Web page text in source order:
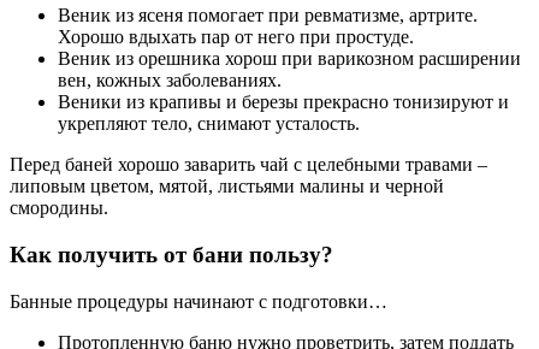
Веник из ясеня помогает при ревматизме, артрите.
Хорошо вдыхать пар от него при простуде.
Веник из орешника хорош при варикозном расширении
вен, кожных заболеваниях.
Веники из крапивы и березы прекрасно тонизируют и
укрепляют тело, снимают усталость.
Перед баней хорошо заварить чай с целебными травами –
липовым цветом, мятой, листьями малины и черной
смородины.
Как получить от бани пользу?
Банные процедуры начинают с подготовки…
Протопленную баню нужно проветрить, затем поддать